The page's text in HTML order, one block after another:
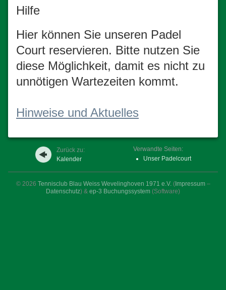
Hilfe
Hier können Sie unseren Padel
Court reservieren. Bitte nutzen Sie
diese Möglichkeit, damit es nicht zu
unnötigen Wartezeiten kommt.
Hinweise und Aktuelles
Zurück zu:
Kalender
Verwandte Seiten:
Unser Padelcourt
© 2026 Tennisclub Blau Weiss Wevelinghoven 1971 e.V.(Impressum–
Datenschutz) & ep-3 Buchungssystem (Software)